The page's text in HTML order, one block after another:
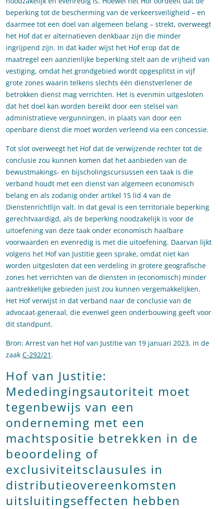
beperking tot de bescherming van de verkeersveiligheid – en
daarmee tot een doel van algemeen belang – strekt, overweegt
het Hof dat er alternatieven denkbaar zijn die minder
ingrijpend zijn. In dat kader wijst het Hof erop dat de
maatregel een aanzienlijke beperking stelt aan de vrijheid van
vestiging, omdat het grondgebied wordt opgesplitst in vijf
grote zones waarin telkens slechts één dienstverlener de
betrokken dienst mag verrichten. Het is evenmin uitgesloten
dat het doel kan worden bereikt door een stelsel van
administratieve vergunningen, in plaats van door een
openbare dienst die moet worden verleend via een concessie.
Tot slot overweegt het Hof dat de verwijzende rechter tot de
conclusie zou kunnen komen dat het aanbieden van de
bewustmakings- en bijscholingscursussen een taak is die
verband houdt met een dienst van algemeen economisch
belang en als zodanig onder artikel 15 lid 4 van de
Dienstenrichtlijn valt. In dat geval is een territoriale beperking
gerechtvaardigd, als de beperking noodzakelijk is voor de
uitoefening van deze taak onder economisch haalbare
voorwaarden en evenredig is met die uitoefening. Daarvan lijkt
volgens het Hof van Justitie geen sprake, omdat niet kan
worden uitgesloten dat een verdeling in grotere geografische
zones het verrichten van de diensten in (economisch) minder
aantrekkelijke gebieden juist zou kunnen vergemakkelijken.
Het Hof verwijst in dat verband naar de conclusie van de
advocaat-generaal, die evenwel geen onderbouwing geeft voor
dit standpunt.
Bron: Arrest van het Hof van Justitie van 19 januari 2023, in de
zaak C-292/21 .
Hof van Justitie:
Mededingingsautoriteit moet
tegenbewijs van een
onderneming met een
machtspositie betrekken in de
beoordeling of
exclusiviteitsclausules in
distributieovereenkomsten
uitsluitingseffecten hebben